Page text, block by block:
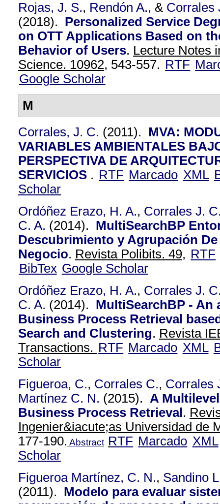
Rojas, J. S., Rendón A., & Corrales
(2018). Personalized Service
on OTT Applications Based on
Behavior of Users. Lecture Notes
Science. 10962, 543-557. RTF
Google Scholar
M
Corrales, J. C. (2011). MVA:
VARIABLES AMBIENTALES
PERSPECTIVA DE
SERVICIOS . RTF Marcado XML
Scholar
Ordóñez Erazo, H. A., Corrales J.
C. A. (2014). MultiSearchBP
Descubrimiento y Agrupación
Negocio. Revista Polibits. 49, RTF
BibTex Google Scholar
Ordóñez Erazo, H. A., Corrales J.
C. A. (2014). MultiSearchBP - An
Business Process Retrieval
Search and Clustering. Revista
Transactions. RTF Marcado XML
Scholar
Figueroa, C., Corrales C., Corrales
Martínez C. N. (2015). A
Business Process Retrieval .
Ingenier&iacute;as Universidad de
177-190. Abstract RTF Marcado XML
Scholar
Figueroa Martínez, C. N., Sandino
(2011). Modelo para evaluar